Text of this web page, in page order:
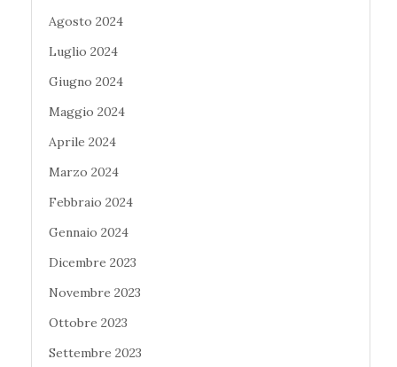
Agosto 2024
Luglio 2024
Giugno 2024
Maggio 2024
Aprile 2024
Marzo 2024
Febbraio 2024
Gennaio 2024
Dicembre 2023
Novembre 2023
Ottobre 2023
Settembre 2023